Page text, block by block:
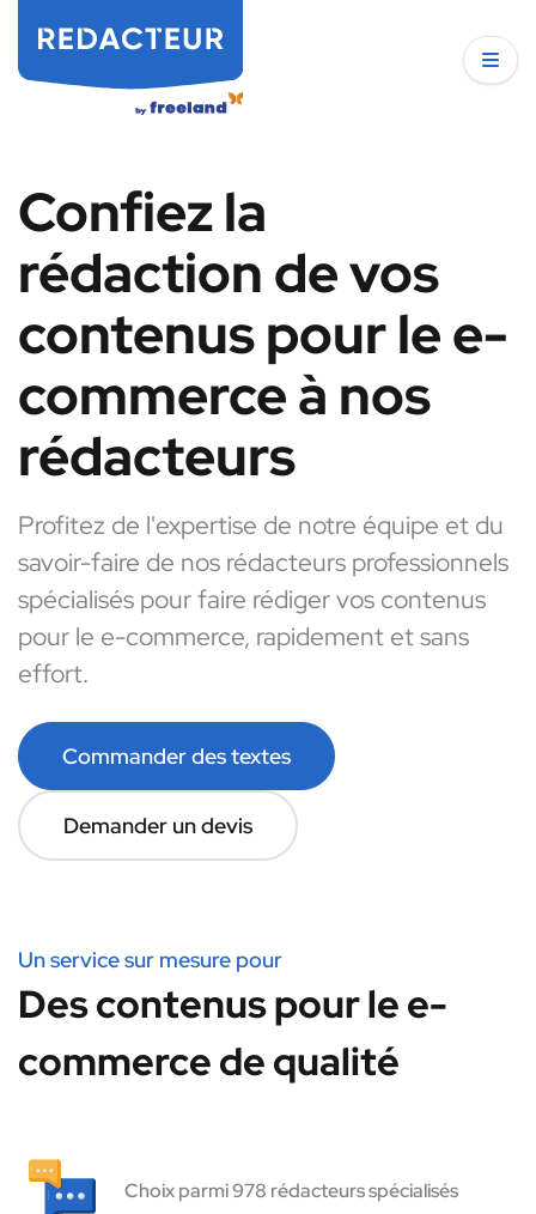
Confiez la
rédaction de vos
contenus pour le e-
commerce à nos
rédacteurs
Profitez de l'expertise de notre équipe et du
savoir-faire de nos rédacteurs professionnels
spécialisés pour faire rédiger vos contenus
pour le e-commerce, rapidement et sans
effort.
Commander des textes
Demander un devis
Un service sur mesure pour
Des contenus pour le e-
commerce de qualité
Choix parmi 978 rédacteurs spécialisés